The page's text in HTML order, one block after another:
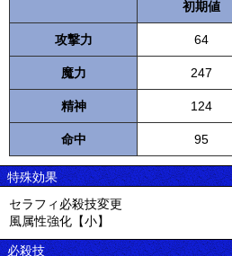
初期値
攻撃力 64
魔力 247
精神 124
命中 95
特殊効果
セラフィ必殺技変更
風属性強化【小】
必殺技